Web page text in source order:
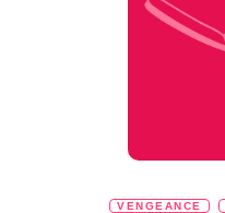
VENGEANCE